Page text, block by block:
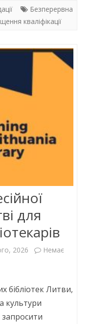
Безперервна
кваліфікації
для
2026
Немає
бібліотек Литви,
культури
запросити